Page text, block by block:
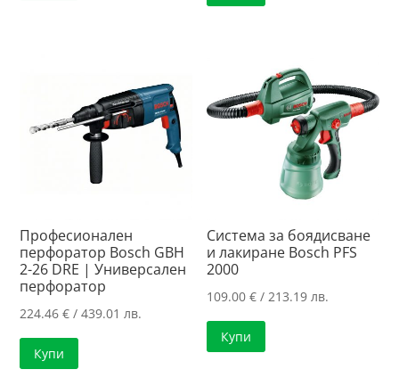
Професионален
перфоратор Bosch GBH
2-26 DRE | Универсален
перфоратор
224.46€ / 439.01 лв.
Купи
Система за боядисване
и лакиране Bosch PFS
2000
109.00€ / 213.19 лв.
Купи